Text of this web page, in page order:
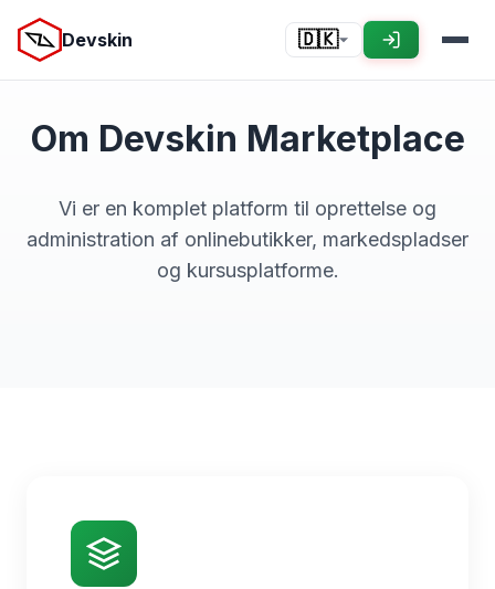
Devskin 🇩🇰
Om Devskin Marketplace
Vi er en komplet platform til oprettelse og
administration af onlinebutikker, markedspladser
og kursusplatforme.